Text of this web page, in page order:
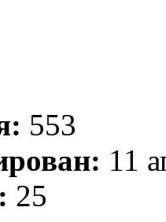
553
11
25